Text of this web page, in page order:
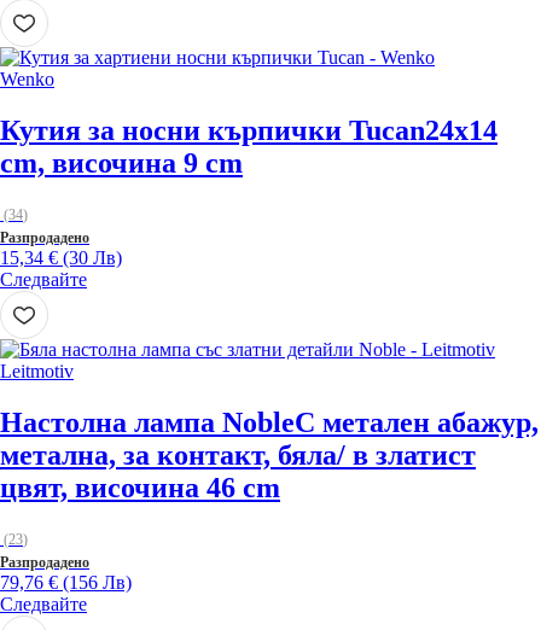
Wenko
Кутия за носни кърпички Tucan24x14
cm, височина 9 cm
(34)
Разпродадено
15,34 € (30 Лв)
Следвайте
Leitmotiv
Настолна лампа NobleС метален абажур,
метална, за контакт, бяла/ в златист
цвят, височина 46 cm
(23)
Разпродадено
79,76 € (156 Лв)
Следвайте